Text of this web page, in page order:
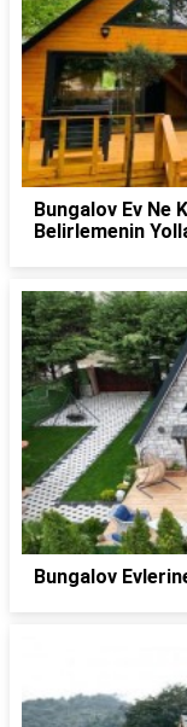
Bungalov Ev Ne
Belirlemenin
Bungalov